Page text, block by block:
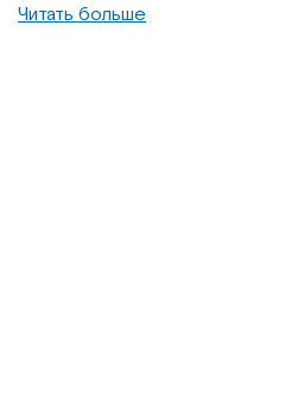
Читать больше